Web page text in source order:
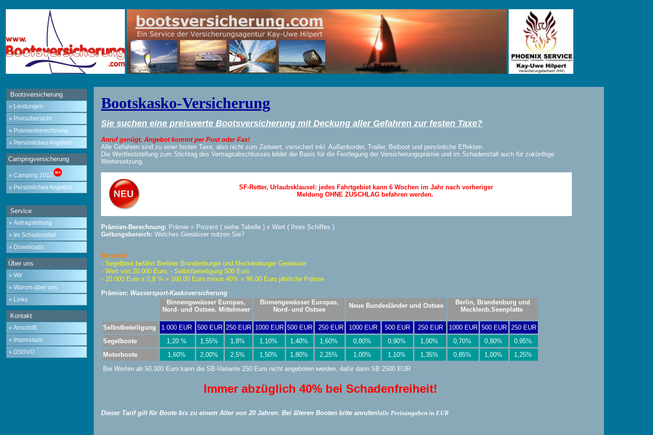
Bootsversicherung
» Leistungen
» Preisübersicht
» Prämienberechnung
» Persönliches Angebot
Campingversicherung
» Camping 2012
» Persönliches Angebot
Service
» Antragstellung
» Im Schadensfall
» Downloads
Über uns
» Wir
» Warum über uns
» Links
Kontakt
» Anschrift
» Impressum
» DSGVO
Bootskasko-Versicherung
Sie suchen eine preiswerte Bootsversicherung mit Deckung aller Gefahren zur festen Taxe?
Anruf genügt, Angebot kommt per Post oder Fax!
Alle Gefahren sind zu einer festen Taxe, also nicht zum Zeitwert, versichert inkl. Außenborder, Trailer, Beiboot und persönliche Effekten.
Die Wertfeststellung zum Stichtag des Vertragsabschlusses bildet die Basis für die Festlegung der Versicherungsprämie und im Schadensfall auch für zukünftige
Wertersetzung.
SF-Retter, Urlaubsklausel: jedes Fahrtgebiet kann 6 Wochen im Jahr nach vorheriger
Meldung OHNE ZUSCHLAG befahren werden.
Prämien-Berechnung: Prämie = Prozent ( siehe Tabelle ) x Wert ( Ihres Schiffes )
Geltungsbereich: Welches Gewässer nutzen Sie?
Beispiel:
- Segelboot befährt Berliner Brandenburger und Mecklenburger Gewässer
- Wert von 20.000 Euro, - Selbstbeteiligung 500 Euro
- 20.000 Euro x 0,8 % = 160,00 Euro minus 40% = 96,00 Euro jährliche Prämie
Prämien: Wassersport-Kaskoversicherung
Binnengewässer Europas,
Nord- und Ostsee, Mittelmeer
Binnengewässer Europas,
Nord- und Ostsee
Neue Bundesländer und Ostsee
Berlin, Brandenburg und
Mecklenb.Seenplatte
Selbstbeteiligung 1.000 EUR 500 EUR 250 EUR 1000 EUR 500 EUR 250 EUR 1000 EUR 500 EUR 250 EUR 1000 EUR 500 EUR
250 EUR
Segelboote
1,20 % 1,55% 1,8% 1,10% 1,40% 1,60% 0,80% 0,90% 1,00% 0,70% 0,80%
0,95%
Motorboote
1,60% 2,00% 2,5% 1,50% 1,80% 2,25% 1,00% 1,10% 1,35% 0,85% 1,00%
1,25%
Bei Werten ab 50.000 Euro kann die SB-Variante 250 Euro nicht angeboten werden, dafür dann SB 2500 EUR
Immer abzüglich 40% bei Schadenfreiheit!
Dieser Tarif gilt für Boote bis zu einem Alter von 20 Jahren. Bei älteren Booten bitte anrufen!alle Preisangaben in EUR